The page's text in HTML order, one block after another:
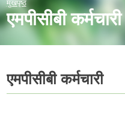
मुखपृष्ठ
एमपीसीबी कर्मचारी
एमपीसीबी कर्मचारी